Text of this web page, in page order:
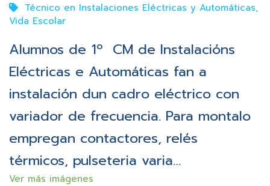
Técnico en Instalaciones Eléctricas y Automáticas,
Vida Escolar
Alumnos de 1º CM de Instalacións
Eléctricas e Automáticas fan a
instalación dun cadro eléctrico con
variador de frecuencia. Para montalo
empregan contactores, relés
térmicos, pulseteria varia…
Ver más imágenes